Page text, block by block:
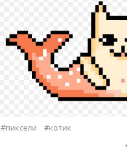
#пиксели #котик